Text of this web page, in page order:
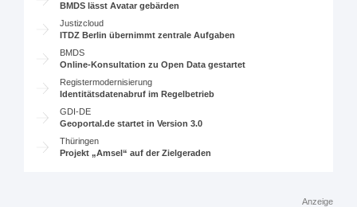
BMDS lässt Avatar gebärden
Justizcloud
ITDZ Berlin übernimmt zentrale Aufgaben
BMDS
Online-Konsultation zu Open Data gestartet
Registermodernisierung
Identitätsdatenabruf im Regelbetrieb
GDI-DE
Geoportal.de startet in Version 3.0
Thüringen
Projekt „Amsel“ auf der Zielgeraden
Anzeige